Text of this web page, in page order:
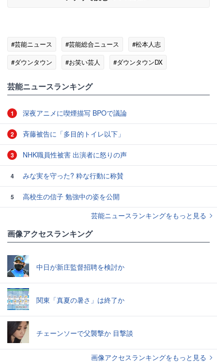
#芸能ニュース #芸能総合ニュース
#松本人志
#ダウンタウン
#お笑い芸人
#ダウンタウンDX
芸能ニュースランキング
1 深夜アニメに喫煙描写 BPOで議論
2 斉藤被告に「多目的トイレ以下」
3 NHK職員性被害 出演者に怒りの声
4 みな実を守った? 粋な行動に称賛
5
高校生の信子 勉強中の姿を公開
芸能ニュースランキングをもっと見る
画像アクセスランキング
中日が新庄監督招聘を検討か
関東「真夏の暑さ」は終了か
チェーンソーで父襲撃か 目撃談
画像アクセスランキングをもっと見る